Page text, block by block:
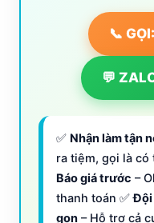
📞
💬
✅ Nhận làm tận
ra tiệm, gọi là có
Báo giá trước –
thanh toán ✅Đội
gọn – Hỗ trợ cả